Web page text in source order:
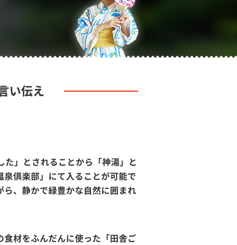
い伝え
」とされることから「神湯」と
倶楽部」にて入ることが可能で
、静かで緑豊かな自然に囲まれ
材をふんだんに使った「田舎ご